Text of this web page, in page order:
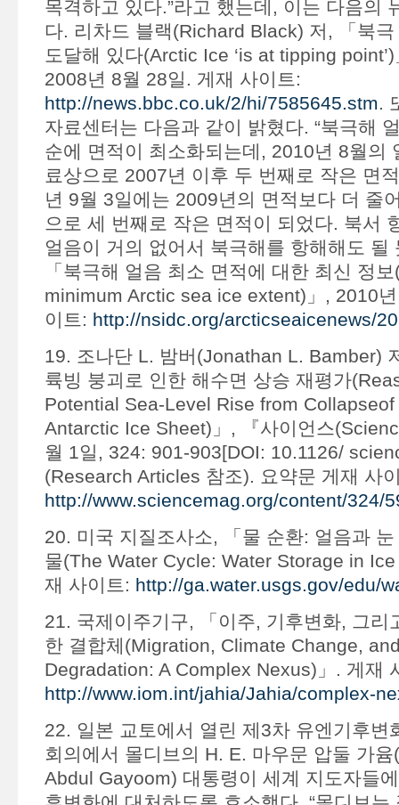
목격하고 있다.”라고 했는데, 이는 다음의
다. 리차드 블랙(Richard Black) 저, 「북
도달해 있다(Arctic Ice ‘is at tipping
2008년 8월 28일. 게재 사이트:
http://news.bbc.co.uk/2/hi/7585645.stm.
자료센터는 다음과 같이 밝혔다. “북극해
순에 면적이 최소화되는데, 2010년 8월의
료상으로 2007년 이후 두 번째로 작은 면
년 9월 3일에는 2009년의 면적보다 더 줄
으로 세 번째로 작은 면적이 되었다. 북서
얼음이 거의 없어서 북극해를 항해해도 될
「북극해 얼음 최소 면적에 대한 최신 정
minimum Arctic sea ice extent)」, 2010
이트: http://nsidc.org/arcticseaicenews/
19. 조나단 L. 밤버(Jonathan L. Bamber)
륙빙 붕괴로 인한 해수면 상승 재평가
Potential Sea-Level Rise from
Antarctic Ice Sheet)」, 『사이언스
월 1일, 324: 901-903[DOI: 10.1126/
(Research Articles 참조). 요약문 게재 사
http://www.sciencemag.org/content/324/
20. 미국 지질조사소, 「물 순환: 얼음과
물(The Water Cycle: Water Storage in
재 사이트: http://ga.water.usgs.gov/edu/
21. 국제이주기구, 「이주, 기후변화, 그리
한 결합체(Migration, Climate Change,
Degradation: A Complex Nexus)」. 게재
http://www.iom.int/jahia/Jahia/complex-
22. 일본 교토에서 열린 제3차 유엔기후변
회의에서 몰디브의 H. E. 마우문 압둘 가
Abdul Gayoom) 대통령이 세계 지도자들